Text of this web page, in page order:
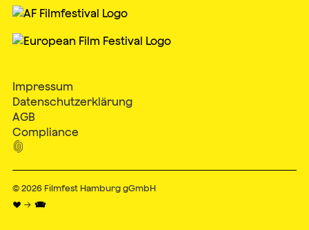
Impressum
Datenschutzerklärung
AGB
Compliance

© 2026 Filmfest Hamburg gGmbH
♥ → 